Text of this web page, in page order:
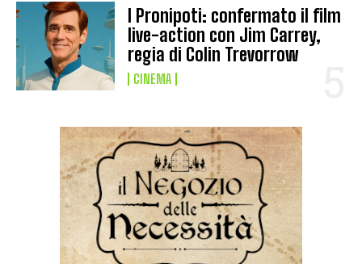
I Pronipoti: confermato il film
live-action con Jim Carrey,
regia di Colin Trevorrow
CINEMA